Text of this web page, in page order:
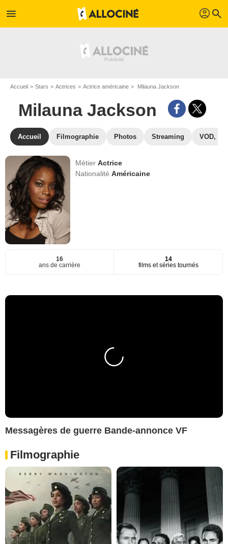
menu profil search
Accueil Stars Actrices Actrice américaine Milauna Jackson
Milauna Jackson
Accueil Filmographie Photos Streaming VOD,
MétierActrice
NationalitéAméricaine
16
ans de carrière
14
films et séries tournés
Messagères de guerre Bande-annonce VF
Filmographie